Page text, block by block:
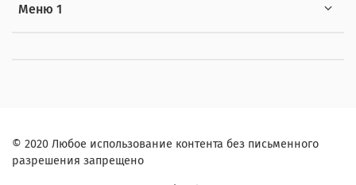
Меню 1
© 2020 Любое использование контента без письменного
разрешения запрещено